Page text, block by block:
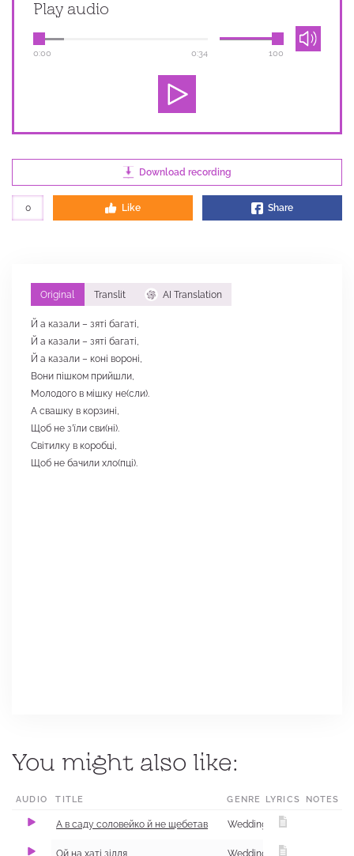
Play audio
0:00 0:34 100
Download recording
0 Like Share
Original Translit AI Translation
Й а казали – зяті багаті,
Й а казали – зяті багаті,
Й а казали – коні вороні,
Вони пішком прийшли,
Молодого в мішку не(сли).
А свашку в корзині,
Щоб не з’їли сви(ні).
Світилку в коробці,
Щоб не бачили хло(пці).
You might also like:
AUDIO TITLE GENRE LOCATION
LYRICS NOTES
А в саду соловейко й не щебетав Wedding
Ой на хаті зілля Wedding